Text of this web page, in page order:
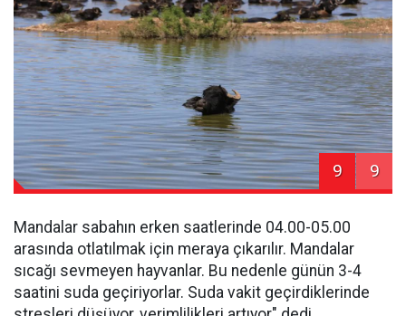
9 9
Mandalar sabahın erken saatlerinde 04.00-05.00
arasında otlatılmak için meraya çıkarılır. Mandalar
sıcağı sevmeyen hayvanlar. Bu nedenle günün 3-4
saatini suda geçiriyorlar. Suda vakit geçirdiklerinde